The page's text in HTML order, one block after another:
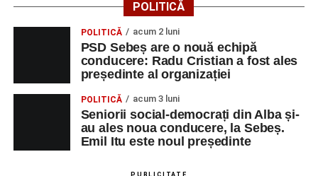
POLITICĂ
POLITICĂ acum 2 luni
PSD Sebeș are o nouă echipă
conducere: Radu Cristian a fost ales
președinte al organizației
POLITICĂ acum 3 luni
Seniorii social-democrați din Alba și-
au ales noua conducere, la Sebeș.
Emil Itu este noul președinte
PUBLICITATE